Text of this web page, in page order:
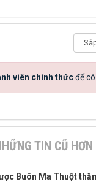
viên chính thứcđể
TIN CŨ HƠN
Buôn Ma Thuột